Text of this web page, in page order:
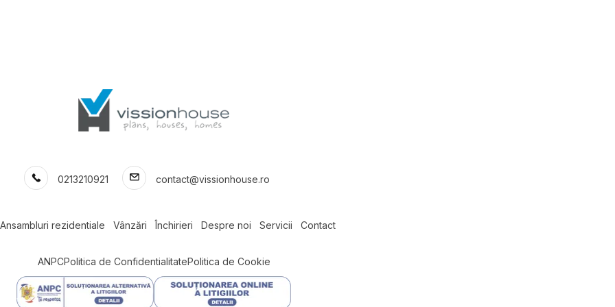
inchiriat in Otopeni Central
inchiriat in Buftea Est
inchiriat in Corbeanca
Spatii birouri de inchiriat in Voluntari
Spatii birouri de inchiriat in Voluntari Central
0213210921 contact@vissionhouse.ro
Ansambluri rezidentiale Vânzări Închirieri Despre noi Servicii Contact
ANPCPolitica de ConfidentialitatePolitica de Cookie